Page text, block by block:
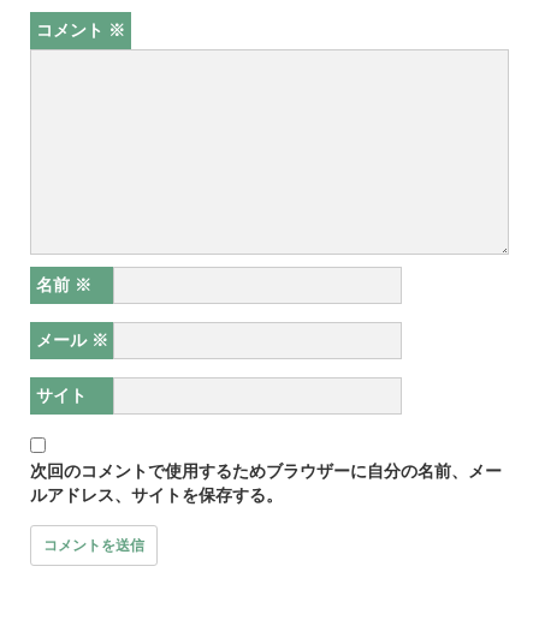
コメント ※
名前 ※
メール ※
サイト
次回のコメントで使用するためブラウザーに自分の名前、メー
ルアドレス、サイトを保存する。